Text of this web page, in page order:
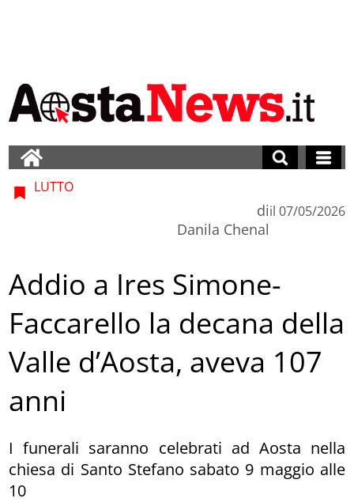
LUTTO
di
Danila Chenal
il 07/05/2026
Addio a Ires Simone-
Faccarello la decana della
Valle d’Aosta, aveva 107
anni
I funerali saranno celebrati ad Aosta nella
chiesa di Santo Stefano sabato 9 maggio alle
10